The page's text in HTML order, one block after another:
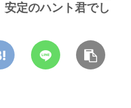
定のハント君でし